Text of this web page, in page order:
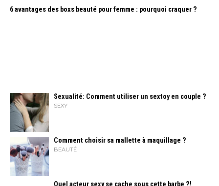
6 avantages des boxs beauté pour femme : pourquoi craquer ?
Sexualité: Comment utiliser un sextoy en couple ?
SEXY
Comment choisir sa mallette à maquillage ?
BEAUTÉ
Quel acteur sexy se cache sous cette barbe ?!